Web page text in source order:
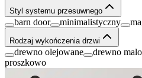
Styl systemu przesuwnego
barn door minimalistyczny
Rodzaj wykończenia drzwi
drewno olejowane drewno
proszkowo